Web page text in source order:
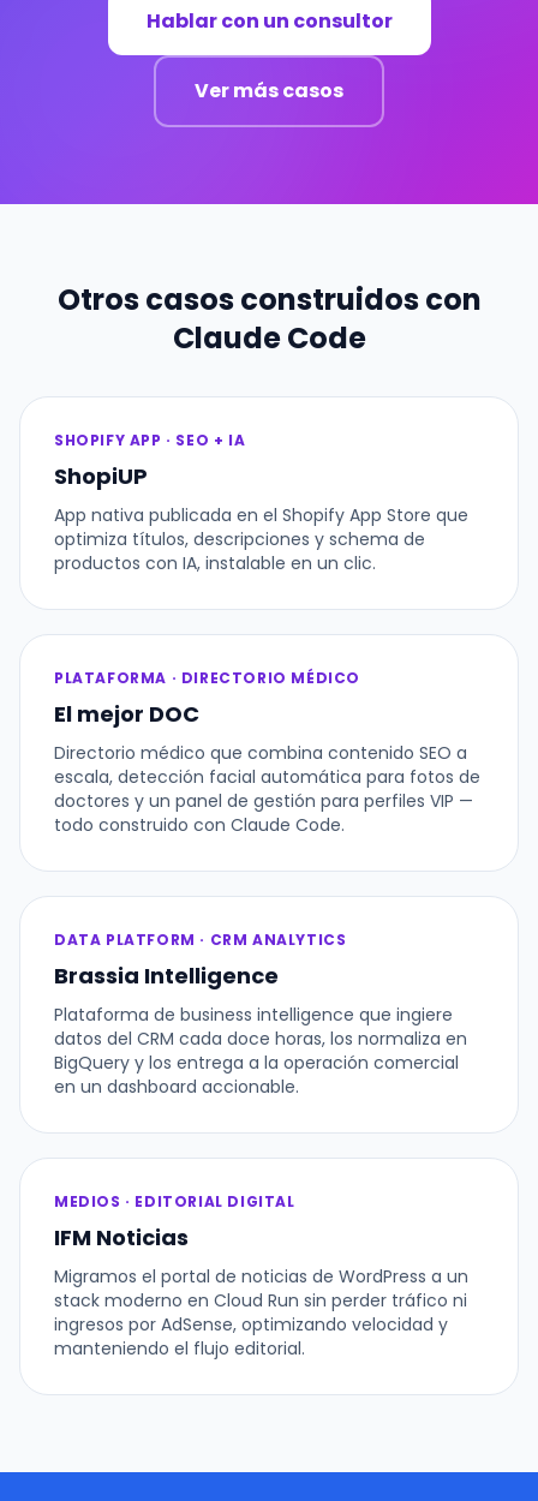
Hablar con un consultor
Ver más casos
Otros casos construidos con
Claude Code
SHOPIFY APP · SEO + IA
ShopiUP
App nativa publicada en el Shopify App Store que
optimiza títulos, descripciones y schema de
productos con IA, instalable en un clic.
PLATAFORMA · DIRECTORIO MÉDICO
El mejor DOC
Directorio médico que combina contenido SEO a
escala, detección facial automática para fotos de
doctores y un panel de gestión para perfiles VIP —
todo construido con Claude Code.
DATA PLATFORM · CRM ANALYTICS
Brassia Intelligence
Plataforma de business intelligence que ingiere
datos del CRM cada doce horas, los normaliza en
BigQuery y los entrega a la operación comercial
en un dashboard accionable.
MEDIOS · EDITORIAL DIGITAL
IFM Noticias
Migramos el portal de noticias de WordPress a un
stack moderno en Cloud Run sin perder tráfico ni
ingresos por AdSense, optimizando velocidad y
manteniendo el flujo editorial.